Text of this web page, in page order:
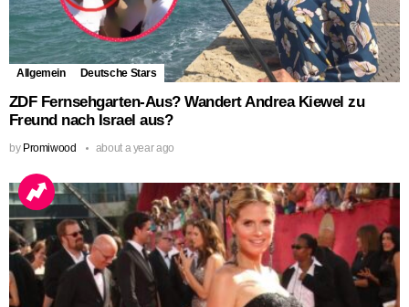
Allgemein Deutsche Stars
ZDF Fernsehgarten-Aus? Wandert Andrea Kiewel zu
Freund nach Israel aus?
by Promiwood about a year ago